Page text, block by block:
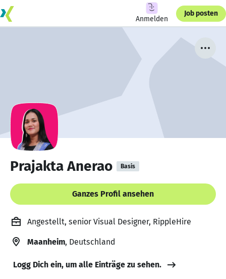
Anmelden
Job posten
Prajakta Anerao Basis
Ganzes Profil ansehen
Angestellt, senior Visual Designer, RippleHire
Maanheim, Deutschland
Logg Dich ein, um alle Einträge zu sehen.